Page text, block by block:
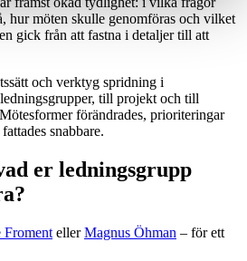
hur möten skulle genomföras och vilket
gick från att fastna i detaljer till att
och verktyg spridning i
till projekt och till
förändrades, prioriteringar
snabbare.
er ledningsgrupp
Froment ellerMagnus Öhman – för ett